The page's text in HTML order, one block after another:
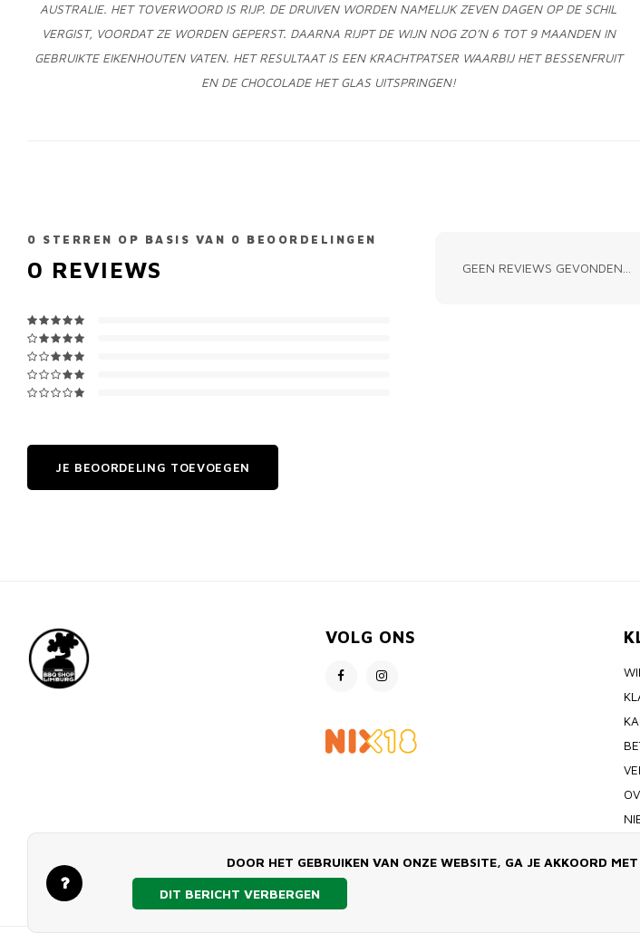
AUSTRALIE. HET TOVERWOORD IS RIJP. DE DRUIVEN WORDEN NAMELIJK ZEVEN DAGEN OP DE SCHIL
VERGIST, VOORDAT ZE WORDEN GEPERST. DAARNA RIJPT DE WIJN NOG ZO’N 6 TOT 9 MAANDEN IN
GEBRUIKTE EIKENHOUTEN VATEN. HET RESULTAAT IS EEN KRACHTPATSER WAARBIJ HET BESSENFRUIT
EN DE CHOCOLADE HET GLAS UITSPRINGEN!
0 STERREN OP BASIS VAN 0 BEOORDELINGEN
0 REVIEWS
JE BEOORDELING TOEVOEGEN
GEEN REVIEWS GEVONDEN...
VOLG ONS
DOOR HET GEBRUIKEN VAN ONZE WEBSITE, GA JE AKKOORD
DIT BERICHT VERBERGEN